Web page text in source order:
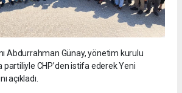
Abdurrahman Günay, yönetim kurulu
partiliyle CHP’den istifa ederek Yeni
açıkladı.